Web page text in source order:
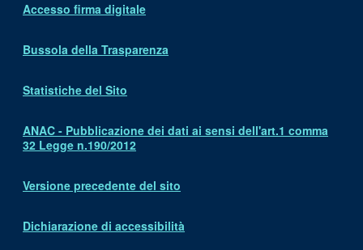
Accesso firma digitale
Bussola della Trasparenza
Statistiche del Sito
ANAC - Pubblicazione dei dati ai sensi dell'art.1 comma
32 Legge n.190/2012
Versione precedente del sito
Dichiarazione di accessibilità